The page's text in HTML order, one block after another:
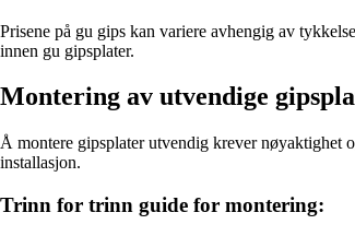
Prisene på gu gips kan variere avhengig av
innen gu gipsplater.
Montering av utvendige
Å montere gipsplater utvendig krever nøyaktighet
installasjon.
Trinn for trinn guide for montering: